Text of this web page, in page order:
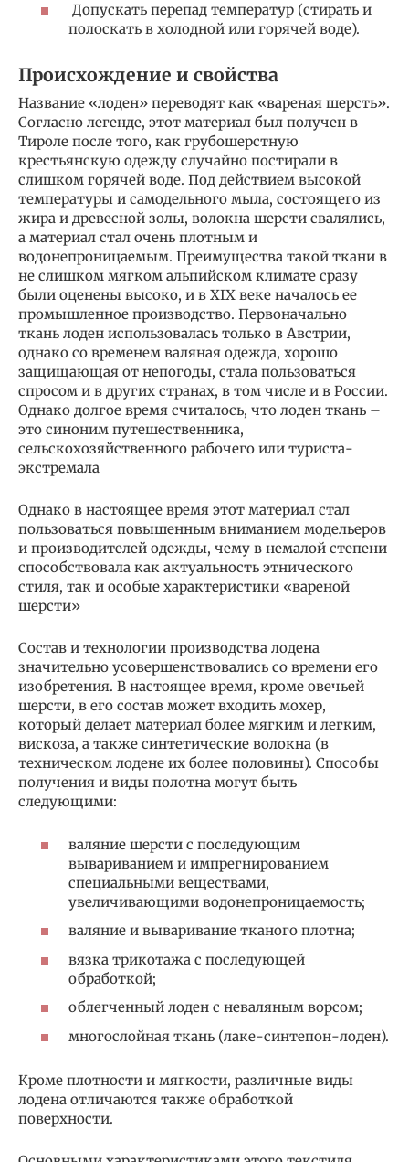
Допускать перепад температур (стирать и
полоскать в холодной или горячей воде).
Происхождение и свойства
Название «лоден» переводят как «вареная шерсть».
Согласно легенде, этот материал был получен в
Тироле после того, как грубошерстную
крестьянскую одежду случайно постирали в
слишком горячей воде. Под действием высокой
температуры и самодельного мыла, состоящего из
жира и древесной золы, волокна шерсти свалялись,
а материал стал очень плотным и
водонепроницаемым. Преимущества такой ткани в
не слишком мягком альпийском климате сразу
были оценены высоко, и в XIX веке началось ее
промышленное производство. Первоначально
ткань лоден использовалась только в Австрии,
однако со временем валяная одежда, хорошо
защищающая от непогоды, стала пользоваться
спросом и в других странах, в том числе и в России.
Однако долгое время считалось, что лоден ткань –
это синоним путешественника,
сельскохозяйственного рабочего или туриста-
экстремала
Однако в настоящее время этот материал стал
пользоваться повышенным вниманием модельеров
и производителей одежды, чему в немалой степени
способствовала как актуальность этнического
стиля, так и особые характеристики «вареной
шерсти»
Состав и технологии производства лодена
значительно усовершенствовались со времени его
изобретения. В настоящее время, кроме овечьей
шерсти, в его состав может входить мохер,
который делает материал более мягким и легким,
вискоза, а также синтетические волокна (в
техническом лодене их более половины). Способы
получения и виды полотна могут быть
следующими:
валяние шерсти с последующим
вывариванием и импрегнированием
специальными веществами,
увеличивающими водонепроницаемость;
валяние и вываривание тканого плотна;
вязка трикотажа с последующей
обработкой;
облегченный лоден с неваляным ворсом;
многослойная ткань (лаке-синтепон-лоден).
Кроме плотности и мягкости, различные виды
лодена отличаются также обработкой
поверхности.